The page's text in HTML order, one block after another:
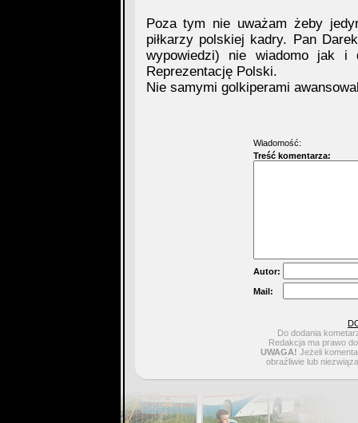
Poza tym nie uważam żeby
piłkarzy polskiej kadry. Pan
wypowiedzi) nie wiadomo jak i
Reprezentację Polski.
Nie samymi golkiperami
Wiadomość:
Treść komentarza:
Autor:
Mail:
Do dodania
Redakcja ma prawo
UWAGA! Jeżeli
obraźliwie lub